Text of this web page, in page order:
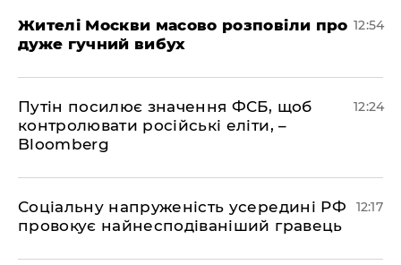
Жителі Москви масово розповіли про
дуже гучний вибух
12:54
Путін посилює значення ФСБ, щоб
контролювати російські еліти, –
Bloomberg
12:24
Соціальну напруженість усередині РФ
провокує найнесподіваніший гравець
12:17